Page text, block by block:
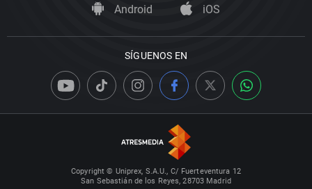
Android iOS
SÍGUENOS EN
Copyright © Uniprex, S.A.U., C/ Fuerteventura 12
San Sebastián de los Reyes, 28703 Madrid